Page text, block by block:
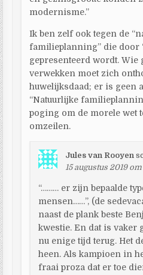
modernisme.”
Ik ben zelf ook tegen de
familieplanning” die door
gepresenteerd wordt. Wie
verwekken moet zich
huwelijksdaad; er is geen
“Natuurlijke
poging om de morele wet
omzeilen.
Jules van Rooyen
15 augustus 2019
“……… er zijn bepaalde
mensen……”, (de
naast de plank beste
kwestie. En dat is vaker
nu enige tijd terug. Het
heen. Als kampioen in
fraai proza dat er toe